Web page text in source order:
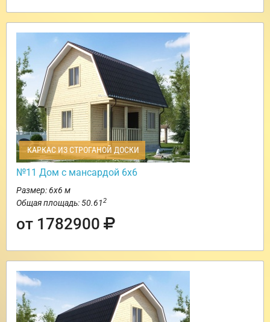
КАРКАС ИЗ СТРОГАНОЙ ДОСКИ
№11 Дом с мансардой 6х6
Размер: 6х6 м
Общая площадь: 50.612
от 1782900